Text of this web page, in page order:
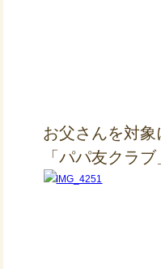
お父さんを対象
「パパ友クラ